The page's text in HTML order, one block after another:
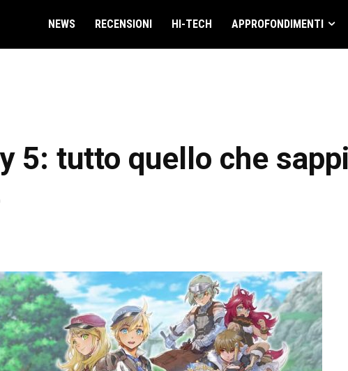
NEWS RECENSIONI HI-TECH APPROFONDIMENTI
5: tutto quello che